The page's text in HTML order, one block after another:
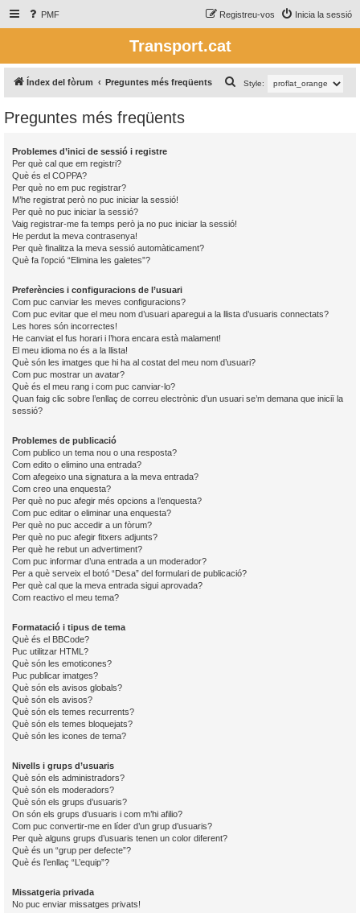
PMF Inicia la sessió
Registreu-vos
Transport.cat
Índex del fòrum Preguntes més freqüents Style:
e
Preguntes més freqüents
Problemes d’inici de sessió i registre
Per què cal que em registri?
Què és el COPPA?
Per què no em puc registrar?
M’he registrat però no puc iniciar la sessió!
Per què no puc iniciar la sessió?
Vaig registrar-me fa temps però ja no puc iniciar la sessió!
He perdut la meva contrasenya!
Per què finalitza la meva sessió automàticament?
Què fa l’opció “Elimina les galetes”?
Preferències i configuracions de l’usuari
Com puc canviar les meves configuracions?
Com puc evitar que el meu nom d’usuari aparegui a la llista d’usuaris connectats?
Les hores són incorrectes!
He canviat el fus horari i l’hora encara està malament!
El meu idioma no és a la llista!
Què són les imatges que hi ha al costat del meu nom d’usuari?
Com puc mostrar un avatar?
Què és el meu rang i com puc canviar-lo?
Quan faig clic sobre l’enllaç de correu electrònic d’un usuari se’m demana que iniciï la
sessió?
Problemes de publicació
Com publico un tema nou o una resposta?
Com edito o elimino una entrada?
Com afegeixo una signatura a la meva entrada?
Com creo una enquesta?
Per què no puc afegir més opcions a l’enquesta?
Com puc editar o eliminar una enquesta?
Per què no puc accedir a un fòrum?
Per què no puc afegir fitxers adjunts?
Per què he rebut un advertiment?
Com puc informar d’una entrada a un moderador?
Per a què serveix el botó “Desa” del formulari de publicació?
Per què cal que la meva entrada sigui aprovada?
Com reactivo el meu tema?
Formatació i tipus de tema
Què és el BBCode?
Puc utilitzar HTML?
Què són les emoticones?
Puc publicar imatges?
Què són els avisos globals?
Què són els avisos?
Què són els temes recurrents?
Què són els temes bloquejats?
Què són les icones de tema?
Nivells i grups d’usuaris
Què són els administradors?
Què són els moderadors?
Què són els grups d’usuaris?
On són els grups d’usuaris i com m’hi afilio?
Com puc convertir-me en líder d’un grup d’usuaris?
Per què alguns grups d’usuaris tenen un color diferent?
Què és un “grup per defecte”?
Què és l’enllaç “L’equip”?
Missatgeria privada
No puc enviar missatges privats!